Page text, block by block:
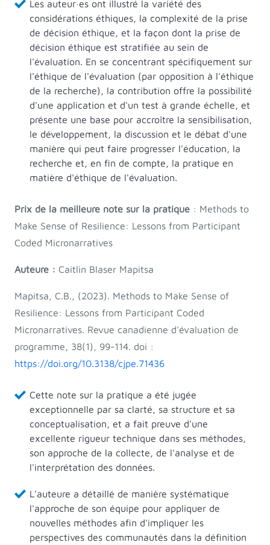
Les auteur·es ont illustré la variété des
considérations éthiques, la complexité de la prise
de décision éthique, et la façon dont la prise de
décision éthique est stratifiée au sein de
l'évaluation. En se concentrant spécifiquement sur
l'éthique de l'évaluation (par opposition à l'éthique
de la recherche), la contribution offre la possibilité
d'une application et d'un test à grande échelle, et
présente une base pour accroître la sensibilisation,
le développement, la discussion et le débat d'une
manière qui peut faire progresser l'éducation, la
recherche et, en fin de compte, la pratique en
matière d'éthique de l'évaluation.
Prix de la meilleure note sur la pratique : Methods to
Make Sense of Resilience: Lessons from Participant
Coded Micronarratives
Auteure : Caitlin Blaser Mapitsa
Mapitsa, C.B., (2023). Methods to Make Sense of
Resilience: Lessons from Participant Coded
Micronarratives. Revue canadienne d'évaluation de
programme, 38(1), 99-114. doi :
https://doi.org/10.3138/cjpe.71436
Cette note sur la pratique a été jugée
exceptionnelle par sa clarté, sa structure et sa
conceptualisation, et a fait preuve d'une
excellente rigueur technique dans ses méthodes,
son approche de la collecte, de l'analyse et de
l'interprétation des données.
L'auteure a détaillé de manière systématique
l'approche de son équipe pour appliquer de
nouvelles méthodes afin d'impliquer les
perspectives des communautés dans la définition